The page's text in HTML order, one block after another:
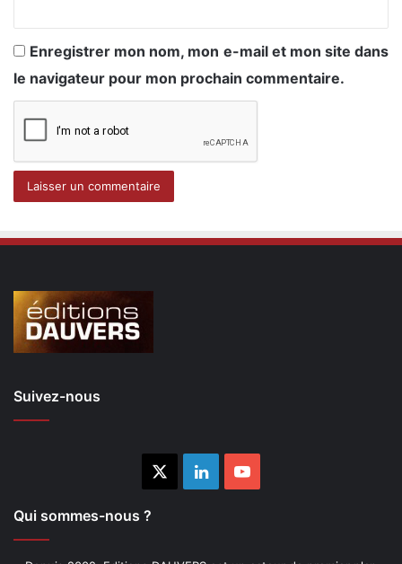
Enregistrer mon nom, mon e-mail et mon site dans
le navigateur pour mon prochain commentaire.
Suivez-nous
LinkedinYouTube
Qui sommes-nous ?